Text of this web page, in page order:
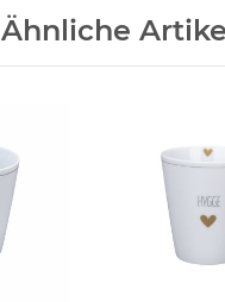
Ähnliche